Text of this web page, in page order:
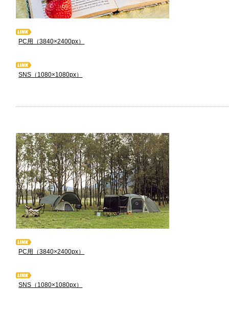
PC用（3840×2400px）
SNS（1080×1080px）
PC用（3840×2400px）
SNS（1080×1080px）